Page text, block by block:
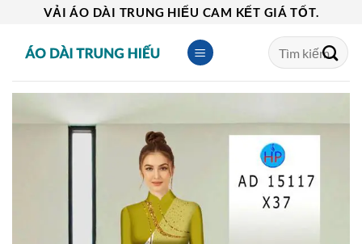
content
VẢI ÁO DÀI TRUNG HIẾU CAM KẾT GIÁ TỐT.
Tìm
kiếm: